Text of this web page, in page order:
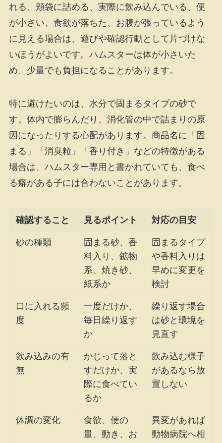
れる、頬袋に詰める、実際に飲み込んでいる、便
が小さい、食欲が落ちた、お腹が張っているよう
に見える場合は、遊びや確認行動として片づけな
いほうがよいです。ハムスターは体が小さいた
め、少量でも負担になることがあります。
特に避けたいのは、水分で固まるタイプの砂で
す。体内で膨らんだり、消化管の中で詰まりの原
因になったりする心配があります。商品名に「固
まる」「消臭粒」「香り付き」などの特徴がある
場合は、ハムスター専用と書かれていても、食べ
る癖がある子には合わないことがあります。
確認すること 見るポイント 対応の目安
砂の種類
固まる砂、香
料入り、鉱物
系、焼き砂、
紙系か
固まるタイプ
や香料入りは
早めに変更を
検討
口に入れる頻
度
一度だけか、
毎日繰り返す
か
繰り返す場合
は砂と環境を
見直す
飲み込みの有
無
かじって落と
すだけか、実
際に食べてい
るか
飲み込む様子
があるなら放
置しない
体調の変化
食欲、便の
量、動き、お
異変があれば
動物病院へ相